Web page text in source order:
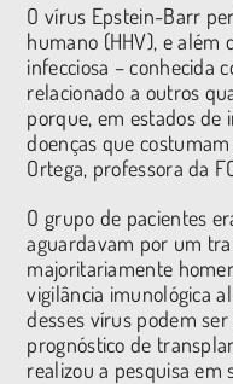
O vírus Epstein-Barr
humano (HHV), e além
infecciosa – conhecida
relacionado a outros
porque, em estados de
doenças que
Ortega, professora da
O grupo de pacientes
aguardavam por um
majoritariamente
vigilância imunológica
desses vírus podem
prognóstico de
realizou a pesquisa em